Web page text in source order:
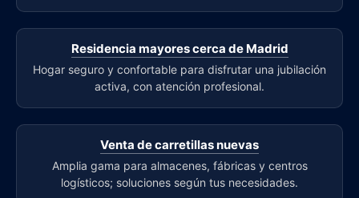
Residencia mayores cerca de Madrid
Hogar seguro y confortable para disfrutar una jubilación
activa, con atención profesional.
Venta de carretillas nuevas
Amplia gama para almacenes, fábricas y centros
logísticos; soluciones según tus necesidades.